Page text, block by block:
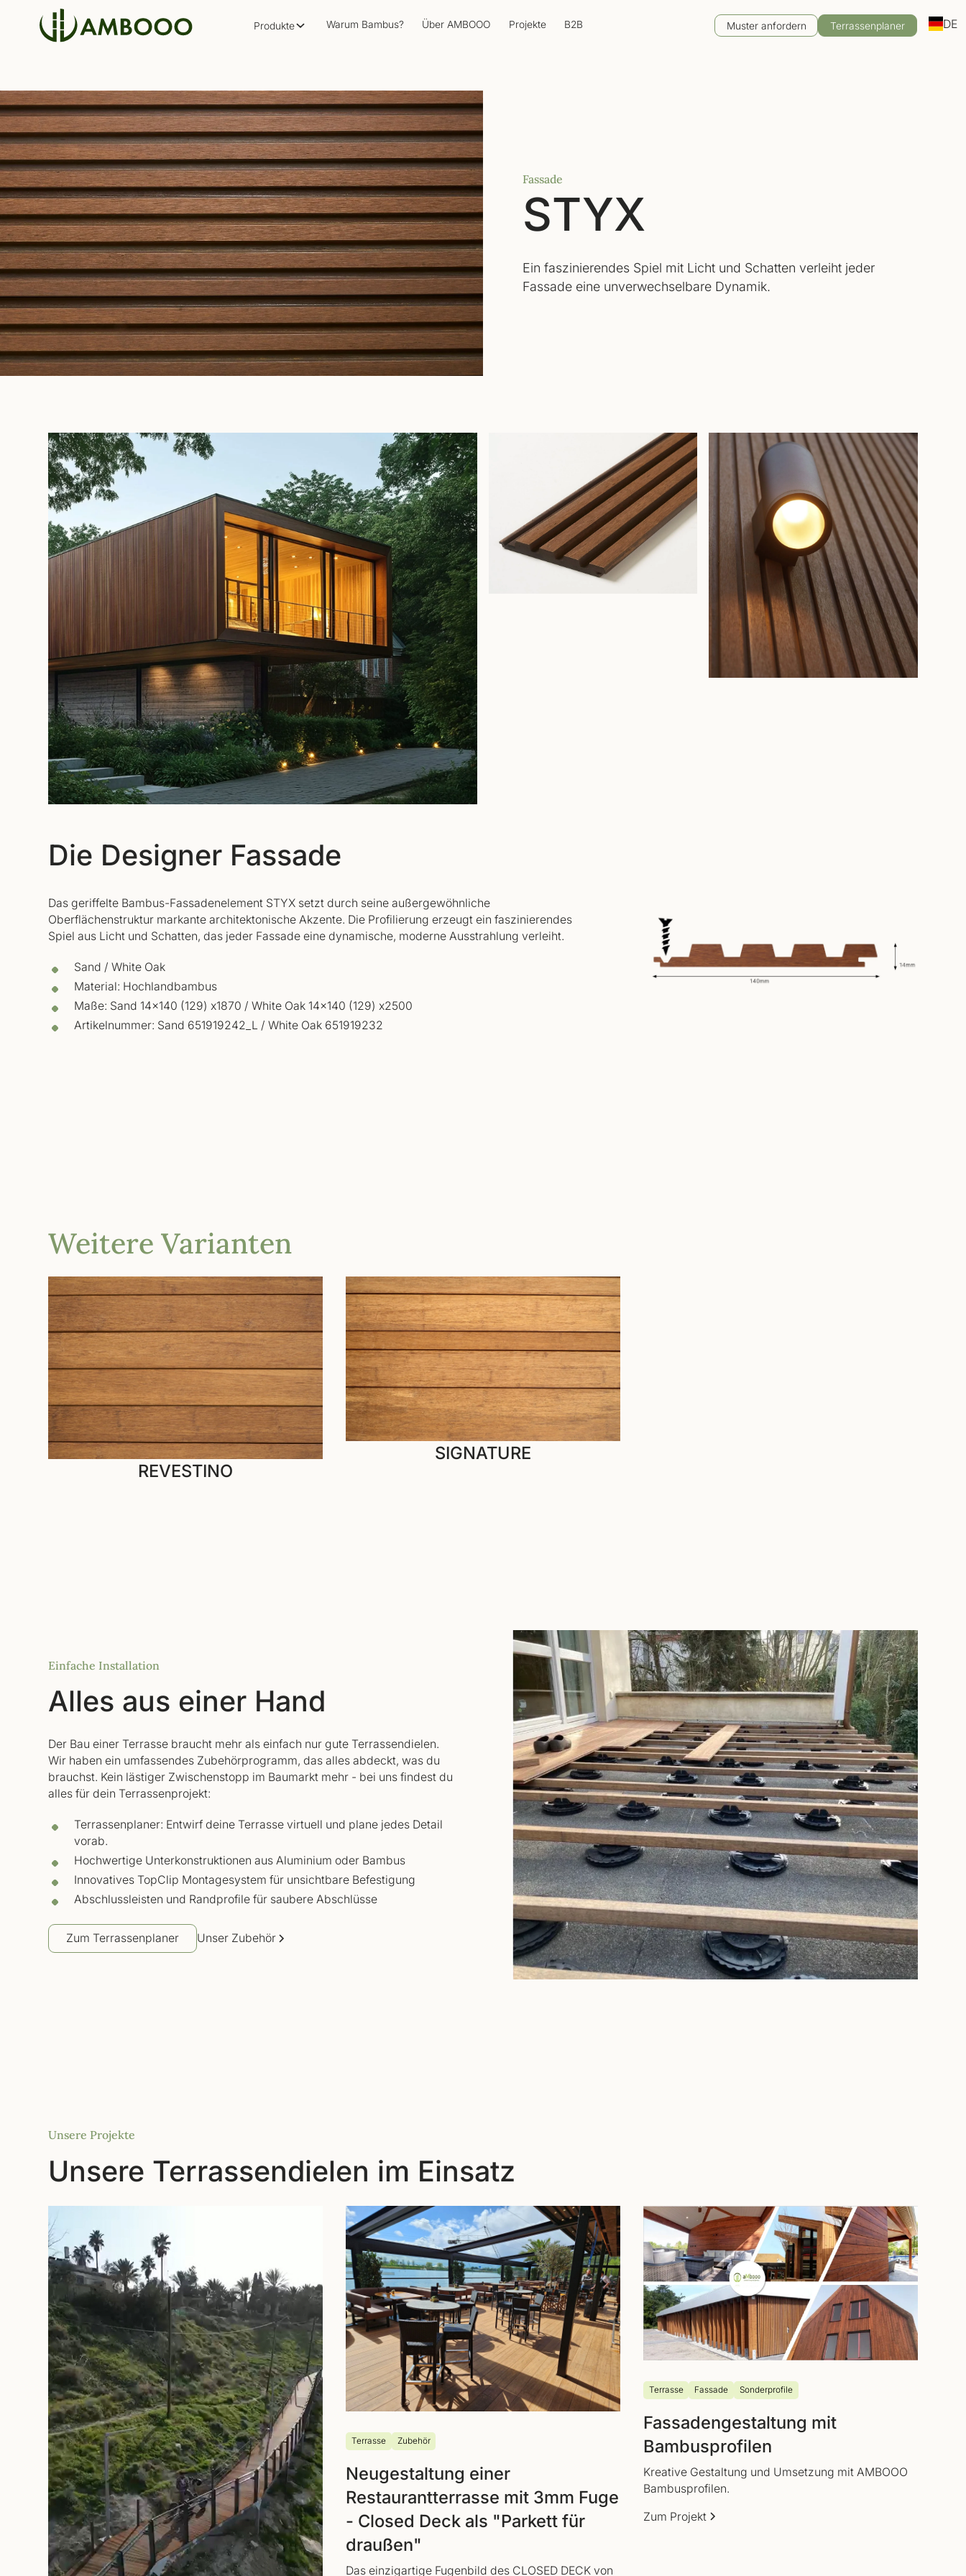
Produkte Warum Bambus? Über AMBOOO Projekte B2B Muster anfordern Terrassenplaner DE
Fassade
STYX
Ein faszinierendes Spiel mit Licht und Schatten verleiht jeder
Fassade eine unverwechselbare Dynamik.
Die Designer Fassade
Das geriffelte Bambus-Fassadenelement STYX setzt durch seine außergewöhnliche
Oberflächenstruktur markante architektonische Akzente. Die Profilierung erzeugt ein faszinierendes
Spiel aus Licht und Schatten, das jeder Fassade eine dynamische, moderne Ausstrahlung verleiht.
Sand / White Oak
Material: Hochlandbambus
Maße: Sand 14x140 (129) x1870 / White Oak 14x140 (129) x2500
Artikelnummer: Sand 651919242_L / White Oak 651919232
Weitere Varianten
REVESTINO
SIGNATURE
Einfache Installation
Alles aus einer Hand
Der Bau einer Terrasse braucht mehr als einfach nur gute Terrassendielen.
Wir haben ein umfassendes Zubehörprogramm, das alles abdeckt, was du
brauchst. Kein lästiger Zwischenstopp im Baumarkt mehr - bei uns findest du
alles für dein Terrassenprojekt:
Terrassenplaner: Entwirf deine Terrasse virtuell und plane jedes Detail
vorab.
Hochwertige Unterkonstruktionen aus Aluminium oder Bambus
Innovatives TopClip Montagesystem für unsichtbare Befestigung
Abschlussleisten und Randprofile für saubere Abschlüsse
Zum Terrassenplaner Unser Zubehör
Unsere Projekte
Unsere Terrassendielen im Einsatz
Terrasse Zubehör
Neugestaltung einer
Restaurantterrasse mit 3mm Fuge
- Closed Deck als "Parkett für
draußen"
Das einzigartige Fugenbild des CLOSED DECK von
Terrasse Fassade Sonderprofile
Fassadengestaltung mit
Bambusprofilen
Kreative Gestaltung und Umsetzung mit AMBOOO
Bambusprofilen.
Zum Projekt